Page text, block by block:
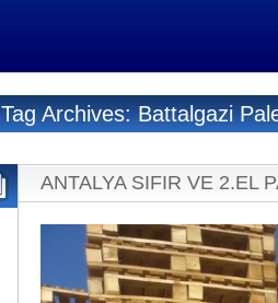
Tag Archives: Battalgazi
ANTALYA SIFIR VE 2.EL